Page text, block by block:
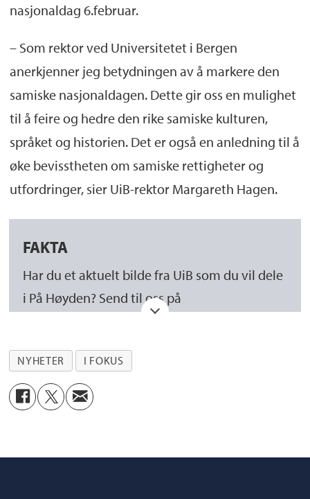
nasjonaldag 6.februar.
– Som rektor ved Universitetet i Bergen
anerkjenner jeg betydningen av å markere den
samiske nasjonaldagen. Dette gir oss en mulighet
til å feire og hedre den rike samiske kulturen,
språket og historien. Det er også en anledning til å
øke bevisstheten om samiske rettigheter og
utfordringer, sier UiB-rektor Margareth Hagen.
FAKTA
Har du et aktuelt bilde fra UiB som du vil dele
i På Høyden? Send til oss på
Hvis hovedmotivet ditt er enkeltpersoner, må
du sørge for at den/de som er avbildet
godkjenner publisering. Det skjer via
NYHETER I FOKUS